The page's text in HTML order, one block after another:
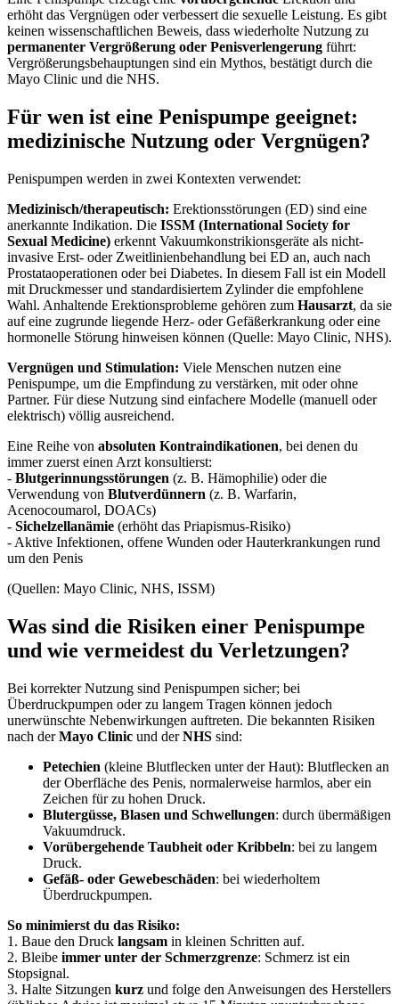
erhöht das Vergnügen oder verbessert die sexuelle Leistung. Es gibt
keinen wissenschaftlichen Beweis, dass wiederholte Nutzung zu
permanenter Vergrößerung oder Penisverlengerung führt:
Vergrößerungsbehauptungen sind ein Mythos, bestätigt durch die
Mayo Clinic und die NHS.
Für wen ist eine Penispumpe geeignet:
medizinische Nutzung oder Vergnügen?
Penispumpen werden in zwei Kontexten verwendet:
Medizinisch/therapeutisch: Erektionsstörungen (ED) sind eine
anerkannte Indikation. Die ISSM (International Society for
Sexual Medicine) erkennt Vakuumkonstrikionsgeräte als nicht-
invasive Erst- oder Zweitlinienbehandlung bei ED an, auch nach
Prostataoperationen oder bei Diabetes. In diesem Fall ist ein Modell
mit Druckmesser und standardisiertem Zylinder die empfohlene
Wahl. Anhaltende Erektionsprobleme gehören zum Hausarzt, da sie
auf eine zugrunde liegende Herz- oder Gefäßerkrankung oder eine
hormonelle Störung hinweisen können (Quelle: Mayo Clinic, NHS).
Vergnügen und Stimulation: Viele Menschen nutzen eine
Penispumpe, um die Empfindung zu verstärken, mit oder ohne
Partner. Für diese Nutzung sind einfachere Modelle (manuell oder
elektrisch) völlig ausreichend.
Eine Reihe von absoluten Kontraindikationen, bei denen du
immer zuerst einen Arzt konsultierst:
- Blutgerinnungsstörungen (z. B. Hämophilie) oder die
Verwendung von Blutverdünnern (z. B. Warfarin,
Acenocoumarol, DOACs)
- Sichelzellanämie (erhöht das Priapismus-Risiko)
- Aktive Infektionen, offene Wunden oder Hauterkrankungen rund
um den Penis
(Quellen: Mayo Clinic, NHS, ISSM)
Was sind die Risiken einer Penispumpe
und wie vermeidest du Verletzungen?
Bei korrekter Nutzung sind Penispumpen sicher; bei
Überdruckpumpen oder zu langem Tragen können jedoch
unerwünschte Nebenwirkungen auftreten. Die bekannten Risiken
nach derMayo Clinic und derNHS sind:
Petechien (kleine Blutflecken unter der Haut): Blutflecken an
der Oberfläche des Penis, normalerweise harmlos, aber ein
Zeichen für zu hohen Druck.
Blutergüsse, Blasen und Schwellungen: durch übermäßigen
Vakuumdruck.
Vorübergehende Taubheit oder Kribbeln: bei zu langem
Druck.
Gefäß- oder Gewebeschäden: bei wiederholtem
Überdruckpumpen.
So minimierst du das Risiko:
1. Baue den Druck langsam in kleinen Schritten auf.
2. Bleibe immer unter der Schmerzgrenze: Schmerz ist ein
Stopsignal.
3. Halte Sitzungen kurz und folge den Anweisungen des Herstellers